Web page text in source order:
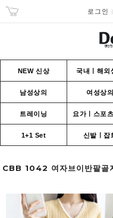
로그인
NEW 신상 국내ㅣ해외
남성상의 여성상의
트레이닝 요가ㅣ스포
1+1 Set 신발ㅣ잡
CBB 1042 여자브이반팔골